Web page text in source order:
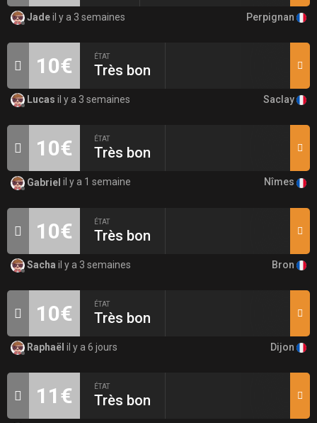
Jadeil y a 3 semaines Perpignan
10€ ÉTAT
Très bon
Lucas il y a 3 semaines Saclay
10€ ÉTAT
Très bon
Gabriel il y a 1 semaine Nîmes
10€ ÉTAT
Très bon
Sacha il y a 3 semaines Bron
10€ ÉTAT
Très bon
Raphaël il y a 6 jours Dijon
11€ ÉTAT
Très bon